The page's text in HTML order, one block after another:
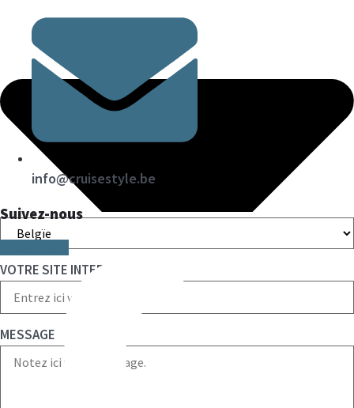
info@cruisestyle.be
Suivez-nous
VOTRE SITE INTERNET
MESSAGE